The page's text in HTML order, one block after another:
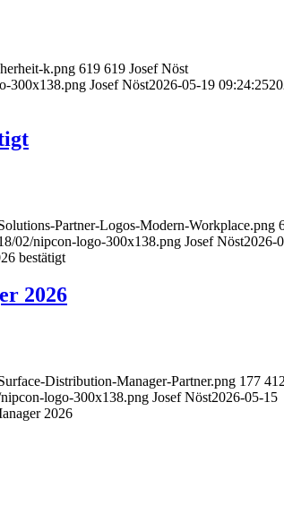
k.png 619 619 Josef Nöst
300x138.png Josef Nöst2026-05-19 09:24:25
Partner-Logos-Modern-Workplace.png
02/nipcon-logo-300x138.png Josef Nöst2026-
bestätigt
2026
Distribution-Manager-Partner.png 177 412
logo-300x138.png Josef Nöst2026-05-15
2026